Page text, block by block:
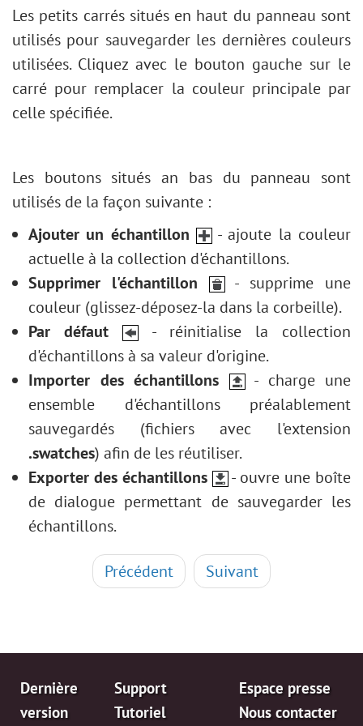
Tonification des couleurs
Nouvelle couleur des yeux
Tâche : Enlever les lunettes
Sélection de rouges à lèvres
Retouche d'une vieille photo
Les petits carrés situés en haut du panneau sont
utilisés pour sauvegarder les dernières couleurs
utilisées. Cliquez avec le bouton gauche sur le
carré pour remplacer la couleur principale par
celle spécifiée.
Les boutons situés an bas du panneau sont
utilisés de la façon suivante :
Ajouter un échantillon
- ajoute la couleur
actuelle à la collection d'échantillons.
Supprimer l'échantillon
- supprime une
couleur (glissez-déposez-la dans la corbeille).
Par défaut
- réinitialise la collection
d'échantillons à sa valeur d'origine.
Importer des échantillons
- charge une
ensemble d'échantillons préalablement
sauvegardés (fichiers avec l'extension
.swatches) afin de les réutiliser.
Exporter des échantillons
- ouvre une boîte
de dialogue permettant de sauvegarder les
échantillons.
Précédent Suivant
Dernière
version
Support
Tutoriel
Espace presse
Nous contacter